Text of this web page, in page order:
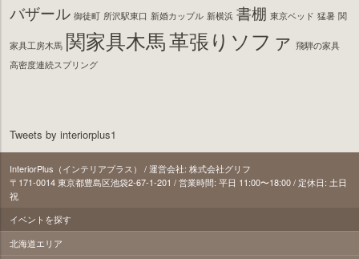
バザール 御徒町 所沢駅東口 新婚カップル 新横浜 書棚 東京ベッド 猛暑 関
家具工房木馬 関家具木馬革張りソファ 飛騨の家具
高密度連続スプリング
Tweets by interiorplus1
InteriorPlus（インテリアプラス） / 運営会社: 株式会社グリフ
〒171‐0014 東京都豊島区池袋2-67-1-201 / 営業時間: 平日 11:00〜18:00 / 定休日: 土日
祝
イベントを探す
北海道エリア